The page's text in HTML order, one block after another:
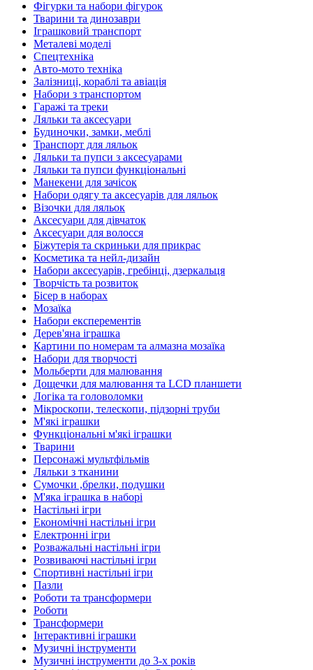
Фігурки та набори фігурок
Тварини та динозаври
Іграшковий транспорт
Металеві моделі
Спецтехніка
Авто-мото техніка
Залізниці, кораблі та авіація
Набори з транспортом
Гаражі та треки
Ляльки та аксесуари
Будиночки, замки, меблі
Транспорт для ляльок
Ляльки та пупси з аксесуарами
Ляльки та пупси функціональні
Манекени для зачісок
Набори одягу та аксесуарів для ляльок
Візочки для ляльок
Аксесуари для дівчаток
Аксесуари для волосся
Біжутерія та скриньки для прикрас
Косметика та нейл-дизайн
Набори аксесуарів, гребінці, дзеркальця
Творчість та розвиток
Бісер в наборах
Мозаїка
Набори експерементів
Дерев'яна іграшка
Картини по номерам та алмазна мозаїка
Набори для творчості
Мольберти для малювання
Дощечки для малювання та LCD планшети
Логіка та головоломки
Мікроскопи, телескопи, підзорні труби
М'які іграшки
Функціональні м'які іграшки
Тварини
Персонажі мультфільмів
Ляльки з тканини
Сумочки ,брелки, подушки
М'яка іграшка в наборі
Настільні ігри
Економічні настільні ігри
Електронні ігри
Розважальні настільні ігри
Розвиваючі настільні ігри
Спортивні настільні ігри
Пазли
Роботи та трансформери
Роботи
Трансформери
Інтерактивні іграшки
Музичні інструменти
Музичні інструменти до 3-х років